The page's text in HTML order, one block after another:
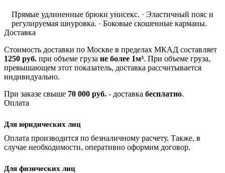
Прямые удлиненные брюки унисекс. · Эластичный пояс и
регулируемая шнуровка. · Боковые скошенные карманы.
Доставка
Стоимость доставки по Москве в пределах МКАД составляет
1250 руб. при объеме груза не более 1м³. При объеме груза,
превышающем этот показатель, доставка рассчитывается
индивидуально.
При заказе свыше 70 000 руб. - доставка бесплатно.
Оплата
Для юридических лиц
Оплата производится по безналичному расчету. Также, в
случае необходимости, оперативно оформим договор.
Для физических лиц